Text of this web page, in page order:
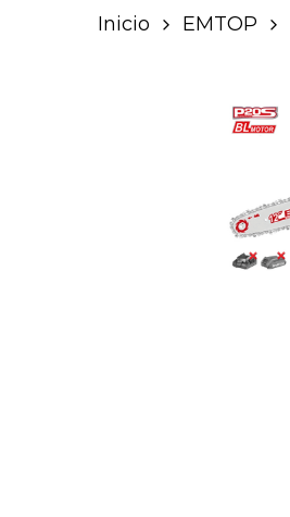
Inicio EMTOP